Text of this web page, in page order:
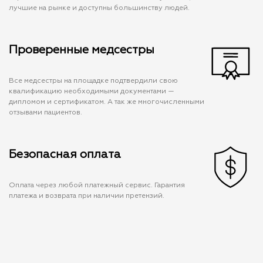
лучшие на рынке и доступны большинству людей.
Проверенные медсестры
Все медсестры на площадке подтвердили свою
квалификацию необходимыми документами —
дипломом и сертификатом. А так же многочисленными
отзывами пациентов.
Безопасная оплата
Оплата через любой платежный сервис. Гарантия
платежа и возврата при наличии претензий.